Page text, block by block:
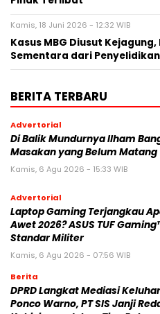
Kamis, 18 Juni 2026 - 12:32 WIB
Kasus MBG Diusut Kejagung,
Sementara dari Penyelidikan
BERITA TERBARU
Advertorial
Di Balik Mundurnya Ilham
Masakan yang Belum Matang
Kamis, 6 Agu 2026 - 15:33 WIB
Advertorial
Laptop Gaming Terjangkau
Awet 2026? ASUS TUF
Standar Militer
Kamis, 6 Agu 2026 - 07:56 WIB
Berita
DPRD Langkat Mediasi
Ponco Warno, PT SIS Janji